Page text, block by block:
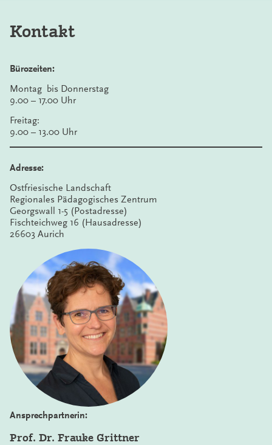
Tiefgarage unter dem Marktplatz und oberirdisch am
Lageplan der Ostfriesischen Landschaft
mit Eingang des RPZ
Kontakt
Bürozeiten:
Montag bis Donnerstag
9.00 – 17.00 Uhr
Freitag:
9.00 – 13.00 Uhr
Adresse:
Ostfriesische Landschaft
Regionales Pädagogisches Zentrum
Georgswall 1-5 (Postadresse)
Fischteichweg 16 (Hausadresse)
26603 Aurich
Ansprechpartnerin:
Prof. Dr. Frauke Grittner